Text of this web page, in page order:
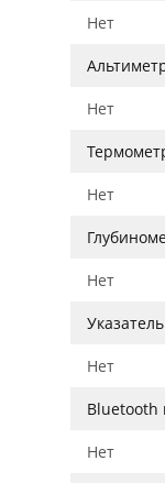
Нет
Нет
Нет
Нет
Нет
Bluetooth
Нет